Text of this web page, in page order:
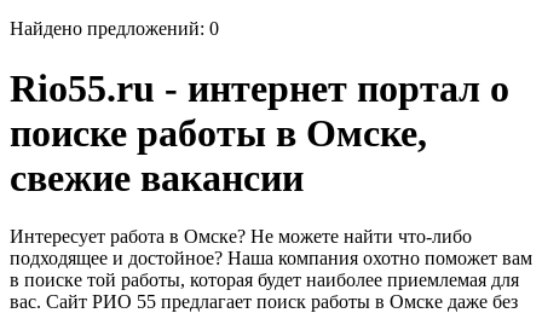
Найдено предложений: 0
Rio55.ru - интернет портал о
поиске работы в Омске,
свежие вакансии
Интересует работа в Омске? Не можете найти что-либо
подходящее и достойное? Наша компания охотно поможет вам
в поиске той работы, которая будет наиболее приемлемая для
вас. Сайт РИО 55 предлагает поиск работы в Омске даже без